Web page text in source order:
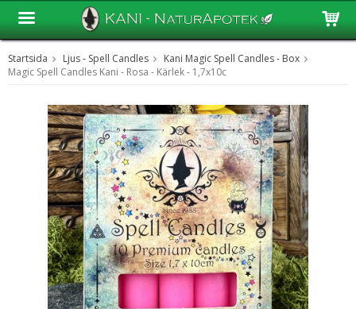
Produkten har blivit tillagd i varukorgen
Startsida Ljus - Spell Candles
Kani Magic Spell Candles - Box
Magic Spell Candles Kani - Rosa - Kärlek - 1,7x10c